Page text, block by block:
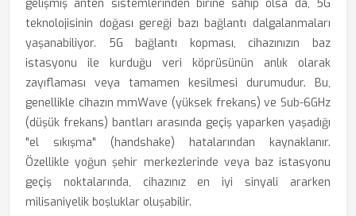
gelişmiş anten sistemlerinden birine sahip olsa da, 5G
teknolojisinin doğası gereği bazı bağlantı dalgalanmaları
yaşanabiliyor. 5G bağlantı kopması, cihazınızın baz
istasyonu ile kurduğu veri köprüsünün anlık olarak
zayıflaması veya tamamen kesilmesi durumudur. Bu,
genellikle cihazın mmWave (yüksek frekans) ve Sub-6GHz
(düşük frekans) bantları arasında geçiş yaparken yaşadığı
"el sıkışma" (handshake) hatalarından kaynaklanır.
Özellikle yoğun şehir merkezlerinde veya baz istasyonu
geçiş noktalarında, cihazınız en iyi sinyali ararken
milisaniyelik boşluklar oluşabilir.